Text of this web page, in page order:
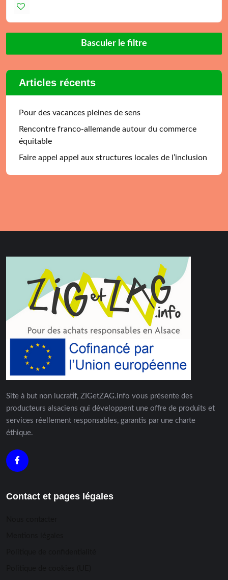
Basculer le filtre
Articles récents
Pour des vacances pleines de sens
Rencontre franco-allemande autour du commerce
équitable
Faire appel appel aux structures locales de l’inclusion
Site à but non lucratif, ZIGetZAG.info vous présente des
producteurs alsaciens qui développent une offre de produits et
services réellement responsables, garantis par une charte
éthique.
Contact et pages légales